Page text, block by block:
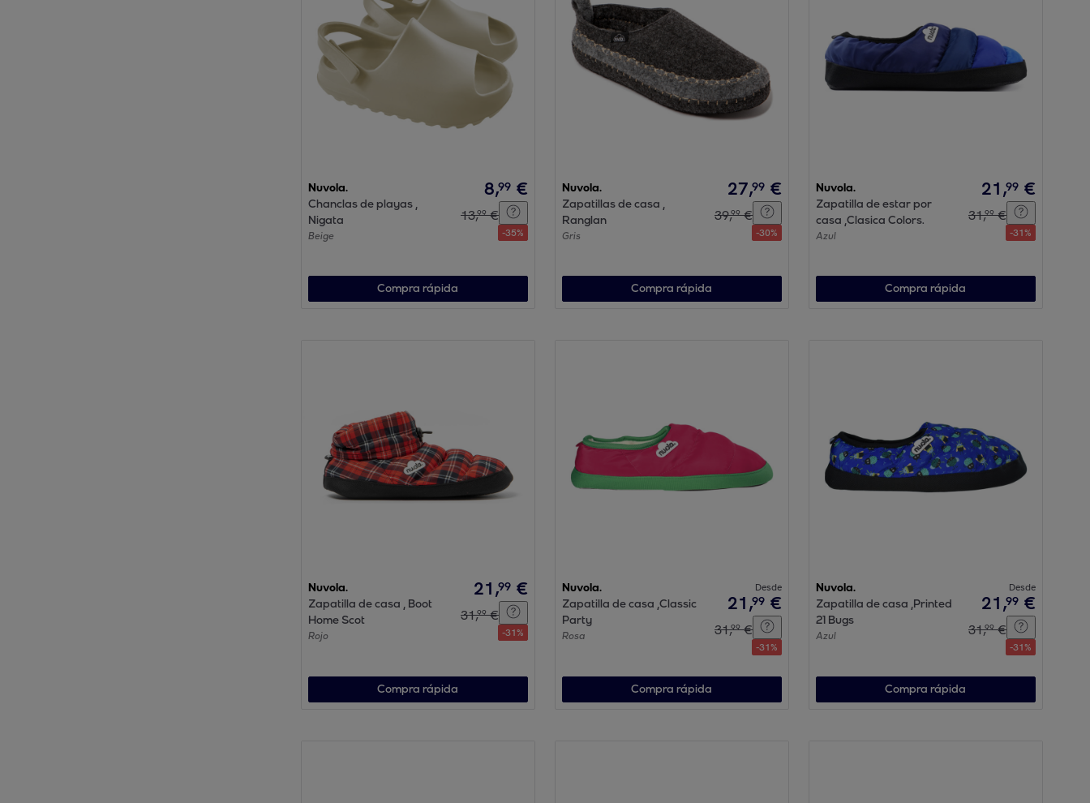
Nuvola.
Chanclas de playas ,
Nigata
Beige
8,99 €
13,99 €
-35%
Compra rápida
Nuvola.
Zapatillas de casa ,
Ranglan
Gris
27,99 €
39,99 €
-30%
Compra rápida
Nuvola.
Zapatilla de estar por
casa ,Clasica Colors.
Azul
21,99 €
31,99 €
-31%
Compra rápida
Nuvola.
Zapatilla de casa , Boot
Home Scot
Rojo
21,99 €
31,99 €
-31%
Compra rápida
Nuvola.
Zapatilla de casa ,Classic
Party
Rosa
Desde
21,99 €
31,99 €
-31%
Compra rápida
Nuvola.
Zapatilla de casa ,Printed
21 Bugs
Azul
Desde
21,99 €
31,99 €
-31%
Compra rápida